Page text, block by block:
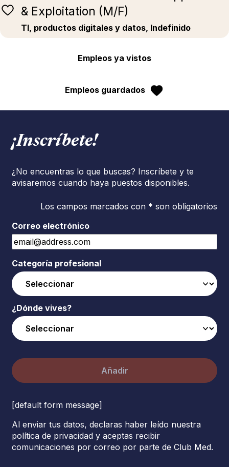
& Exploitation (M/F)
TI, productos digitales y datos, Indefinido
Empleos ya vistos
Empleos guardados
¡Inscríbete!
¿No encuentras lo que buscas? Inscríbete y te
avisaremos cuando haya puestos disponibles.
Los campos marcados con * son obligatorios
Correo electrónico
Categoría profesional
¿Dónde vives?
Añadir
[default form message]
Al enviar tus datos, declaras haber leído nuestra
política de privacidad y aceptas recibir
comunicaciones por correo por parte de Club Med.